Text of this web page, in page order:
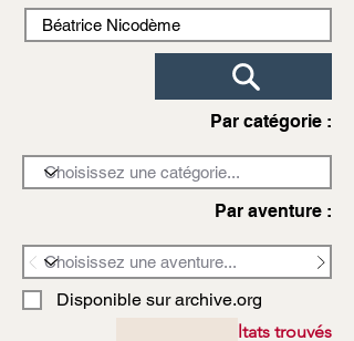
Par catégorie :
Par aventure :
Disponible sur archive.org
3972 résultats trouvés